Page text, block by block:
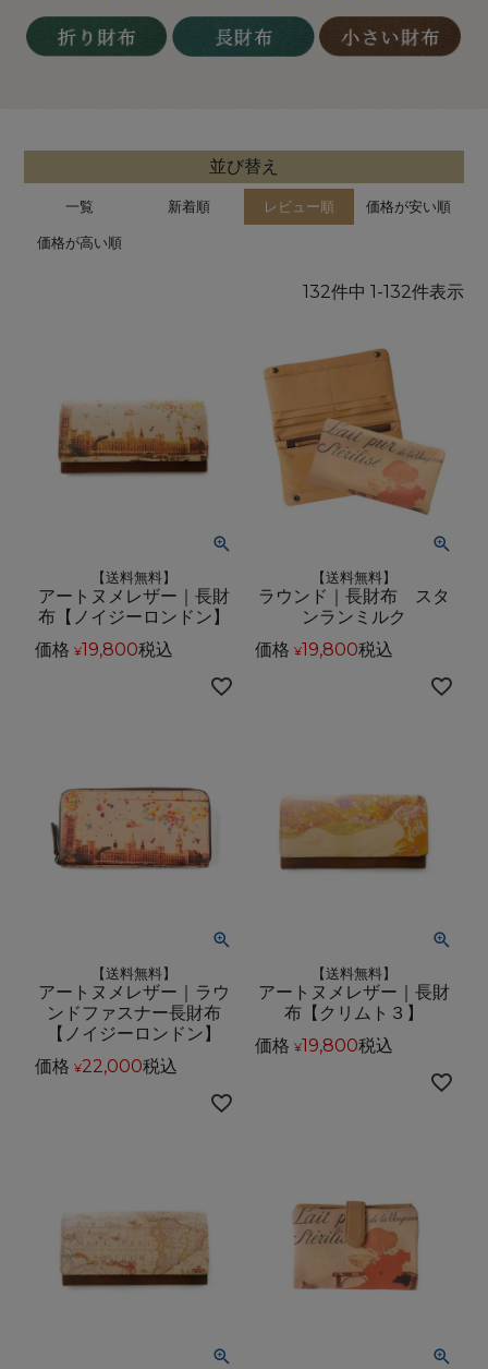
並び替え
一覧 新着順 レビュー順 価格が安い順
価格が高い順
132件中 1-132件表示
【送料無料】
アートヌメレザー｜長財
布【ノイジーロンドン】
価格 ¥19,800税込
【送料無料】
ラウンド｜長財布 スタ
ンランミルク
価格 ¥19,800税込
【送料無料】
アートヌメレザー｜ラウ
ンドファスナー長財布
【ノイジーロンドン】
価格 ¥22,000税込
【送料無料】
アートヌメレザー｜長財
布【クリムト３】
価格 ¥19,800税込